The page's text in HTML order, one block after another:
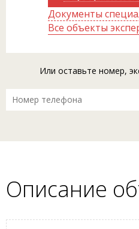
Документы
Все объекты
Или оставьте номер,
Описание